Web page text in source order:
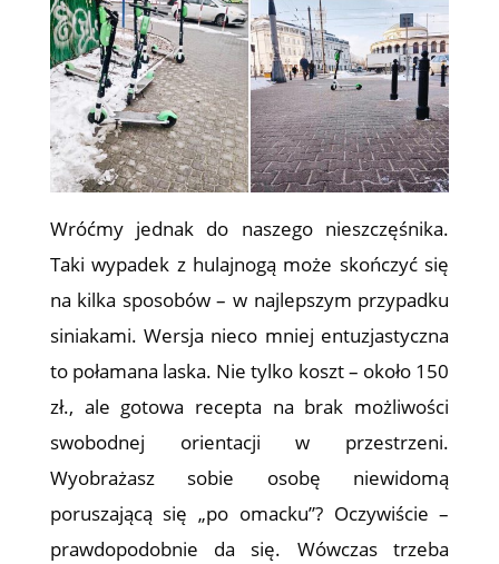
Wróćmy jednak do naszego nieszczęśnika.
Taki wypadek z hulajnogą może skończyć się
na kilka sposobów – w najlepszym przypadku
siniakami. Wersja nieco mniej entuzjastyczna
to połamana laska. Nie tylko koszt – około 150
zł., ale gotowa recepta na brak możliwości
swobodnej orientacji w przestrzeni.
Wyobrażasz sobie osobę niewidomą
poruszającą się „po omacku”? Oczywiście –
prawdopodobnie da się. Wówczas trzeba